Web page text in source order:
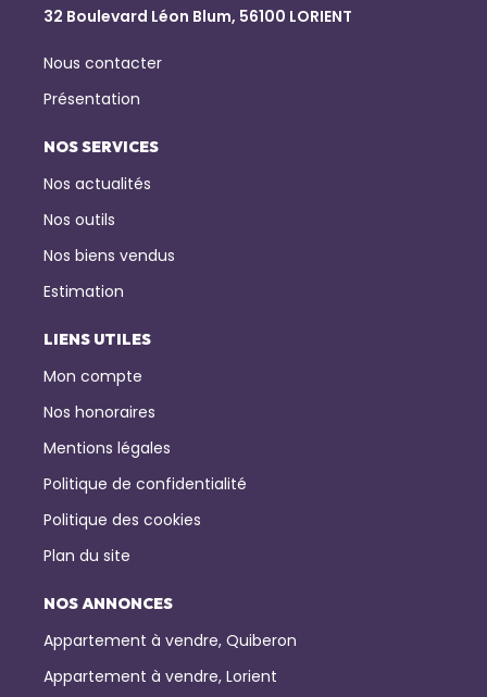
32 Boulevard Léon Blum, 56100 LORIENT
Nous contacter
Présentation
NOS SERVICES
Nos actualités
Nos outils
Nos biens vendus
Estimation
LIENS UTILES
Mon compte
Nos honoraires
Mentions légales
Politique de confidentialité
Politique des cookies
Plan du site
NOS ANNONCES
Appartement à vendre, Quiberon
Appartement à vendre, Lorient